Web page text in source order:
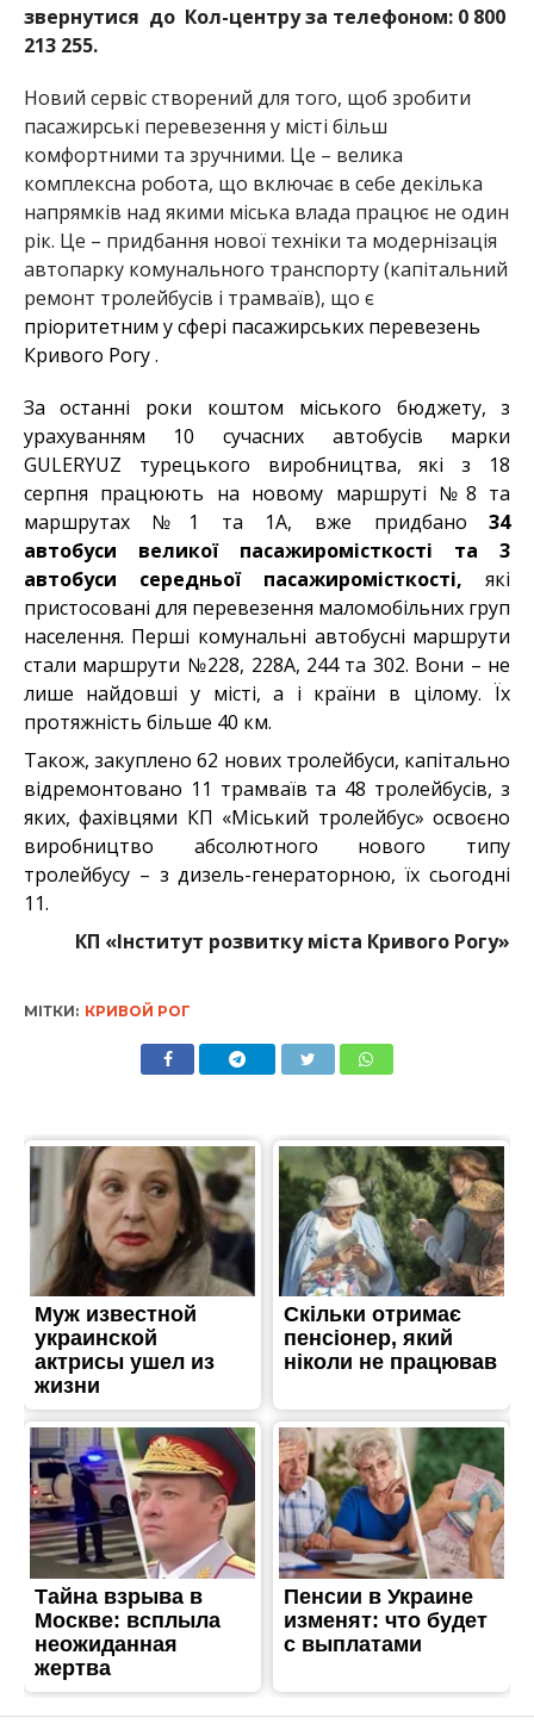
звернутися до Кол-центру за телефоном: 0 800
213 255.
Новий сервіс створений для того, щоб зробити
пасажирські перевезення у місті більш
комфортними та зручними. Це – велика
комплексна робота, що включає в себе декілька
напрямків над якими міська влада працює не один
рік. Це – придбання нової техніки та модернізація
автопарку комунального транспорту (капітальний
ремонт тролейбусів і трамваїв), що є
пріоритетним у сфері пасажирських перевезень
Кривого Рогу .
За останні роки коштом міського бюджету, з
урахуванням 10 сучасних автобусів марки
GULERYUZ турецького виробництва, які з 18
серпня працюють на новому маршруті №8 та
маршрутах №1 та 1А, вже придбано34
автобуси
великої пасажиромісткості та 3
автобуси середньої пасажиромісткості, які
пристосовані для перевезення маломобільних груп
населення. Перші комунальні автобусні маршрути
стали маршрути №228, 228А, 244 та 302. Вони – не
лише найдовші у місті, а і країни в цілому. Їх
протяжність більше 40 км.
Також, закуплено 62 нових тролейбуси, капітально
відремонтовано 11 трамваїв та 48 тролейбусів, з
яких, фахівцями КП «Міський тролейбус» освоєно
виробництво абсолютного нового типу
тролейбусу – з дизель-генераторною, їх сьогодні
11.
КП «Інститут розвитку міста Кривого Рогу»
МІТКИ: КРИВОЙ РОГ